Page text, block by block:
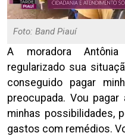
Foto: Band Piauí
A moradora
regularizado sua
conseguido pagar
preocupada. Vou
minhas possibilidades,
gastos com remédios.